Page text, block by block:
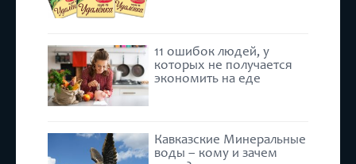
11 ошибок людей, у
которых не получается
экономить на еде
Кавказские Минеральные
воды – кому и зачем